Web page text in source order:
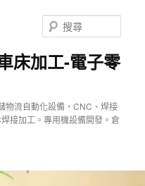
床加工-電子零
物流自動化設備，CNC、焊接
接加工。專用機設備開發。倉
尋